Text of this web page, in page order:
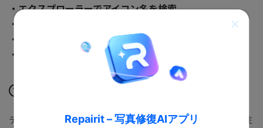
Repairit – 写真修復AIアプリ
・エクスプローラーでアイコン名を検索
・アイコンの整列
・外部ディスプレイの切断
・アイコンキャッシュの削除
①エクスプローラーでアイコン名を検索
デスクトップ以外の場所にアイコンが移動している可能性